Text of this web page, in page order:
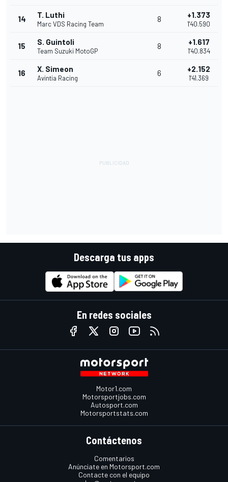
14 T. Luthi
Marc VDS Racing Team
8 +1.373
1'40.590
15 S. Guintoli
Team Suzuki MotoGP
8 +1.617
1'40.834
16 X. Simeon
Avintia Racing
6 +2.152
1'41.369
Descarga tus apps
En redes sociales
Motor1.com
Motorsportjobs.com
Autosport.com
Motorsportstats.com
Contáctenos
Comentarios
Anúnciate en Motorsport.com
Contacte con el equipo